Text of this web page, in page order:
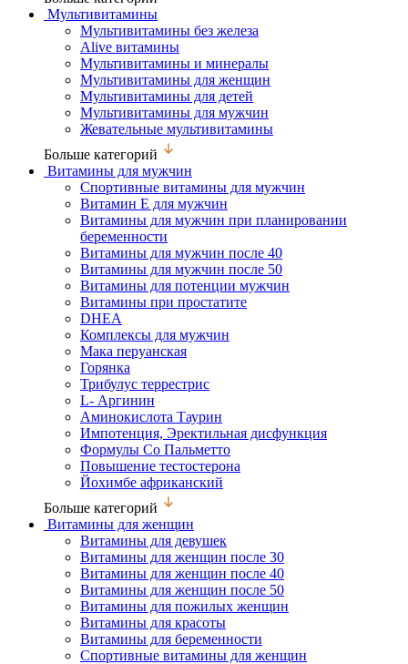
Мультивитамины
Мультивитамины без железа
Alive витамины
Мультивитамины и минералы
Мультивитамины для женщин
Мультивитамины для детей
Мультивитамины для мужчин
Жевательные мультивитамины
Больше категорий
Витамины для мужчин
Спортивные витамины для мужчин
Витамин Е для мужчин
Витамины для мужчин при планировании
беременности
Витамины для мужчин после 40
Витамины для мужчин после 50
Витамины для потенции мужчин
Витамины при простатите
DHEA
Комплексы для мужчин
Мака перуанская
Горянка
Трибулус террестрис
L- Аргинин
Аминокислота Таурин
Импотенция, Эректильная дисфункция
Формулы Со Пальметто
Повышение тестостерона
Йохимбе африканский
Больше категорий
Витамины для женщин
Витамины для девушек
Витамины для женщин после 30
Витамины для женщин после 40
Витамины для женщин после 50
Витамины для пожилых женщин
Витамины для красоты
Витамины для беременности
Спортивные витамины для женщин